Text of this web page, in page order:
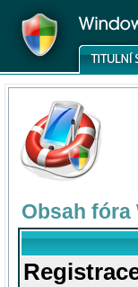
Obsah fóra